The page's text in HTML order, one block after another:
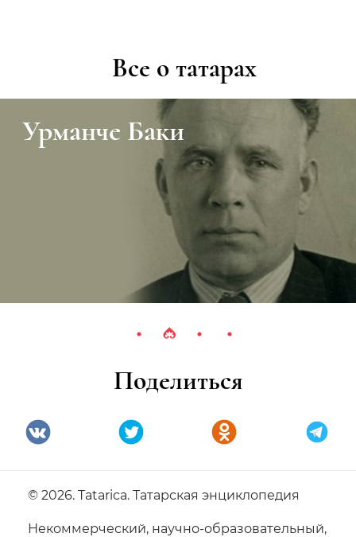
Все о татарах
Урманче Баки
Поделиться
© 2026. Tatarica. Татарская энциклопедия
Некоммерческий, научно-образовательный,